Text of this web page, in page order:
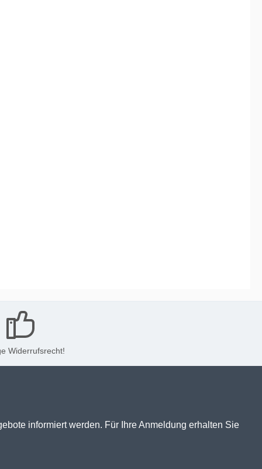
Widerrufsrecht!
informiert werden. Für Ihre Anmeldung erhalten Sie